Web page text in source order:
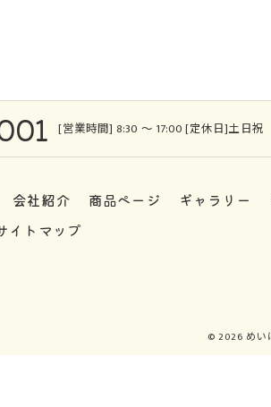
[営業時間] 8:30 ～ 17:00 [定休日]土日祝
会社紹介 商品ページ ギャラリー
イトマップ
© 2026 めい